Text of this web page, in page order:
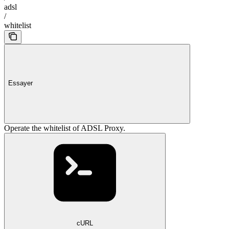
adsl
/
whitelist
Essayer
Operate the whitelist of ADSL Proxy.
cURL